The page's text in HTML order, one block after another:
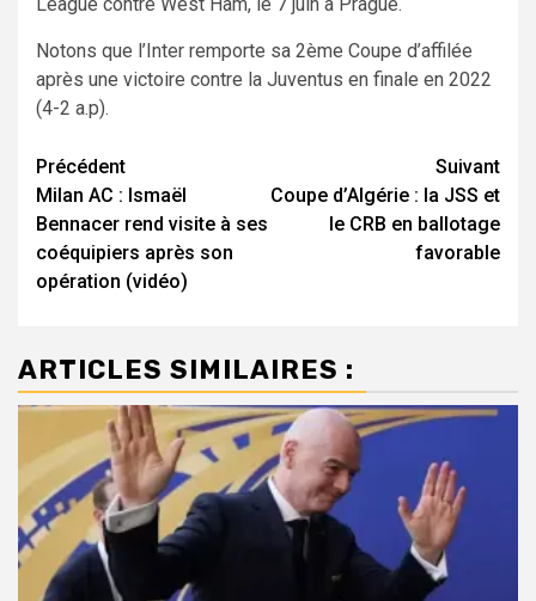
Notons que l’Inter remporte sa 2ème Coupe d’affilée
après une victoire contre la Juventus en finale en 2022
(4-2 a.p).
Navigation
d’article
Précédent
Milan AC : Ismaël
Bennacer rend visite à ses
coéquipiers après son
opération (vidéo)
Suivant
Coupe d’Algérie : la JSS et
le CRB en ballotage
favorable
ARTICLES SIMILAIRES :